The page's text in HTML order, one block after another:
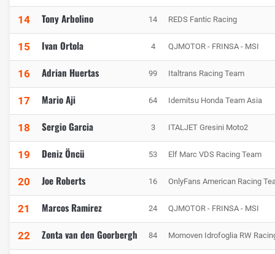
14 Tony Arbolino 14 REDS Fantic Racing
15 Ivan Ortola 4 QJMOTOR - FRINSA - MSI
16 Adrian Huertas 99 Italtrans Racing Team
17 Mario Aji 64 Idemitsu Honda Team Asia
18 Sergio Garcia 3 ITALJET Gresini Moto2
19 Deniz Öncü 53 Elf Marc VDS Racing Team
20 Joe Roberts 16 OnlyFans American Racing
21 Marcos Ramirez 24 QJMOTOR - FRINSA - MSI
22 Zonta van den Goorbergh 84 Momoven Idrofoglia RW